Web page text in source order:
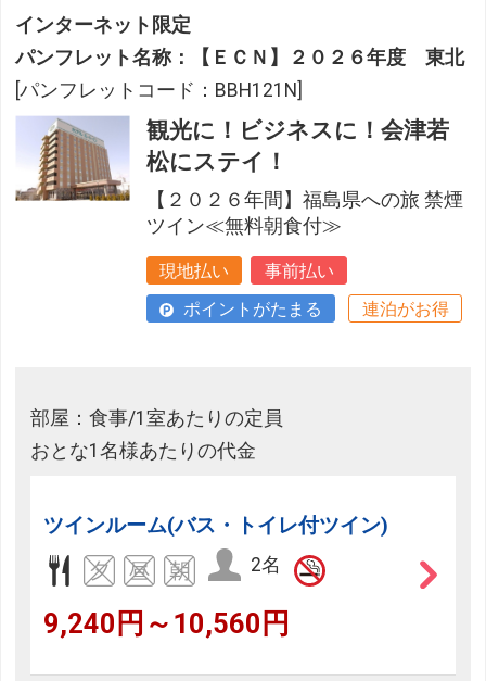
インターネット限定
パンフレット名称：【ＥＣＮ】２０２６年度 東北
[パンフレットコード：BBH121N]
観光に！ビジネスに！会津若
松にステイ！
【２０２６年間】福島県への旅 禁煙
ツイン≪無料朝食付≫
現地払い
事前払い
ポイントがたまる
連泊がお得
部屋：食事/1室あたりの定員
おとな1名様あたりの代金
ツインルーム(バス・トイレ付ツイン)
2名
9,240円～10,560円